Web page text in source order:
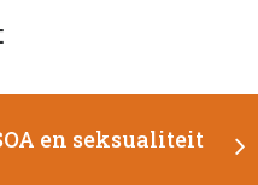
en seksualiteit